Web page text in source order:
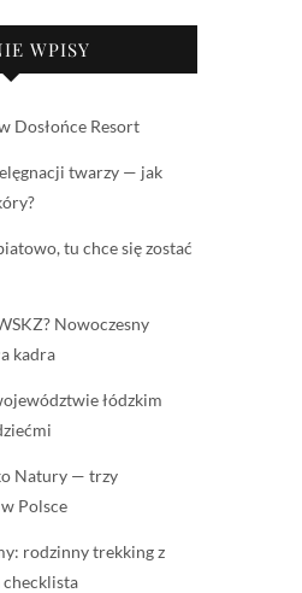
WPISY
Dosłońce Resort
twarzy — jak
tu chce się zostać
Nowoczesny
kadra
łódzkim
Natury — trzy
Polsce
rodzinny trekking z